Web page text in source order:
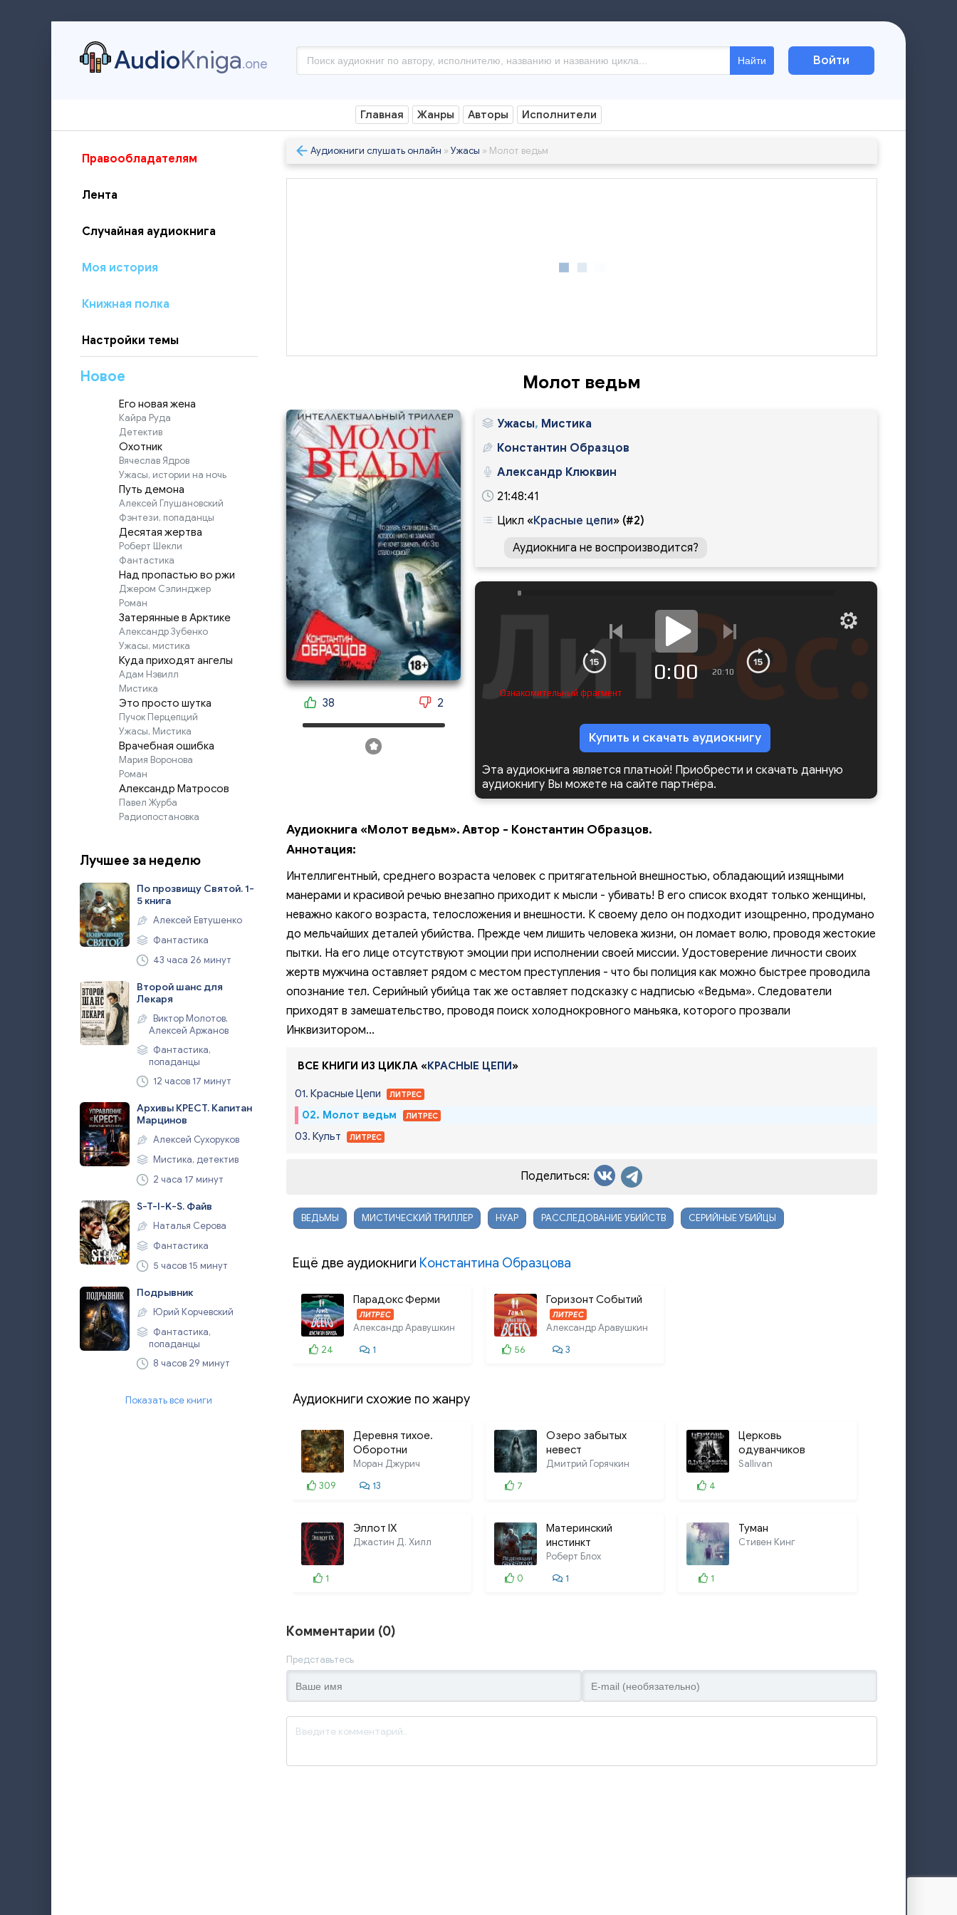
AudioKniga.one Найти Войти
Главная Жанры Авторы Исполнители
Правообладателям
Лента
Случайная аудиокнига
Моя история
Книжная полка
Настройки темы
Новое
Его новая жена
Кайра Руда
Детектив
Охотник
Вячеслав Ядров
Ужасы, истории на ночь
Путь демона
Алексей Глушановский
Фэнтези, попаданцы
Десятая жертва
Роберт Шекли
Фантастика
Над пропастью во ржи
Джером Сэлинджер
Роман
Затерянные в Арктике
Александр Зубенко
Ужасы, мистика
Куда приходят ангелы
Адам Нэвилл
Мистика
Это просто шутка
Пучок Перцепций
Ужасы, Мистика
Врачебная ошибка
Мария Воронова
Роман
Александр Матросов
Павел Журба
Радиопостановка
Лучшее за неделю
По прозвищу Святой. 1-
5 книга
Алексей Евтушенко
Фантастика
43 часа 26 минут
Второй шанс для
Лекаря
Виктор Молотов,
Алексей Аржанов
Фантастика,
попаданцы
12 часов 17 минут
Архивы КРЕСТ. Капитан
Марцинов
Алексей Сухоруков
Мистика, детектив
2 часа 17 минут
S-T-I-K-S. Файв
Наталья Серова
Фантастика
5 часов 15 минут
Подрывник
Юрий Корчевский
Фантастика,
попаданцы
8 часов 29 минут
Показать все книги
Аудиокниги слушать онлайн » Ужасы » Молот ведьм
Молот ведьм
38 2
Ужасы, Мистика
Константин Образцов
Александр Клюквин
21:48:41
Цикл «Красные цепи» (#2)
Аудиокнига не воспроизводится?
0:00 20:10
Ознакомительный фрагмент
Купить и скачать аудиокнигу
Эта аудиокнига является платной! Приобрести и скачать данную
аудиокнигу Вы можете на сайте партнёра.
Аудиокнига «Молот ведьм». Автор - Константин Образцов.
Аннотация:
Интеллигентный, среднего возраста человек с притягательной внешностью, обладающий изящными
манерами и красивой речью внезапно приходит к мысли - убивать! В его список входят только женщины,
неважно какого возраста, телосложения и внешности. К своему дело он подходит изощренно, продумано
до мельчайших деталей убийства. Прежде чем лишить человека жизни, он ломает волю, проводя жестокие
пытки. На его лице отсутствуют эмоции при исполнении своей миссии. Удостоверение личности своих
жертв мужчина оставляет рядом с местом преступления - что бы полиция как можно быстрее проводила
опознание тел. Серийный убийца так же оставляет подсказку с надписью «Ведьма». Следователи
приходят в замешательство, проводя поиск холоднокровного маньяка, которого прозвали
Инквизитором...
ВСЕ КНИГИ ИЗ ЦИКЛА «КРАСНЫЕ ЦЕПИ»
01. Красные Цепи ЛИТРЕС
02. Молот ведьм ЛИТРЕС
03. Культ ЛИТРЕС
Поделиться:
ВЕДЬМЫ МИСТИЧЕСКИЙ ТРИЛЛЕР НУАР РАССЛЕДОВАНИЕ УБИЙСТВ СЕРИЙНЫЕ УБИЙЦЫ
Ещё две аудиокниги Константина Образцова
Парадокс Ферми
ЛИТРЕС
Александр Аравушкин
24
1
Горизонт Событий
ЛИТРЕС
Александр Аравушкин
56
3
Аудиокниги схожие по жанру
Деревня тихое.
Оборотни
Моран Джурич
309
13
Озеро забытых
невест
Дмитрий Горячкин
7
Церковь
одуванчиков
Sallivan
4
Эллот IX
Джастин Д. Хилл
1
Материнский
инстинкт
Роберт Блох
0
1
Туман
Стивен Кинг
1
Комментарии (0)
Представьтесь